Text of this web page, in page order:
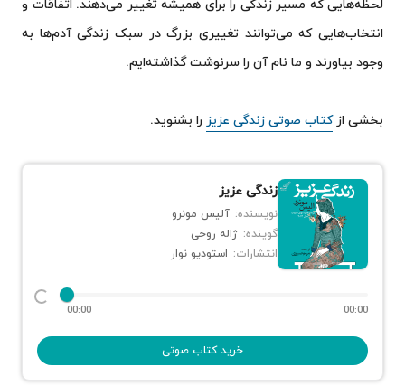
انتخاب‌هایی که می‌توانند تغییری بزرگ در سبک زندگی آدم‌ها به
وجود بیاورند و ما نام آن را سرنوشت گذاشته‌ایم.
بخشی ازکتاب صوتی زندگی عزیز را بشنوید.
زندگی عزیز
نویسنده: آلیس مونرو
گوینده: ژاله روحی
انتشارات: استودیو نوار
00:00 00:00
خرید کتاب صوتی